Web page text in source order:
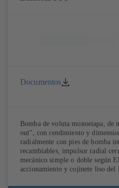
Documentos
Bomba de voluta monoetapa,
out”, con rendimiento y
radialmente con pies de bomba
recambiables, impulsor radial
mecánico simple o doble según
accionamiento y cojinete liso del